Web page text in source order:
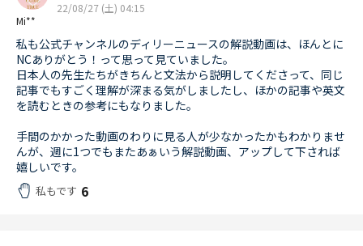
Mi**
22/08/27 (土) 04:15
私も公式チャンネルのディリーニュースの解説動画は、ほんとに
NCありがとう！って思って見ていました。
日本人の先生たちがきちんと文法から説明してくださって、同じ
記事でもすごく理解が深まる気がしましたし、ほかの記事や英文
を読むときの参考にもなりました。
手間のかかった動画のわりに見る人が少なかったかもわかりませ
んが、週に1つでもまたあぁいう解説動画、アップして下されば
嬉しいです。
私もです 6